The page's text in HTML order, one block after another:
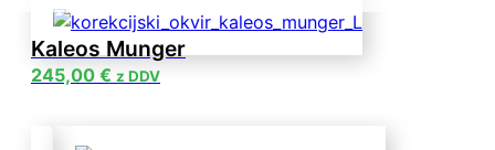
Kaleos Munger
245,00 € z DDV